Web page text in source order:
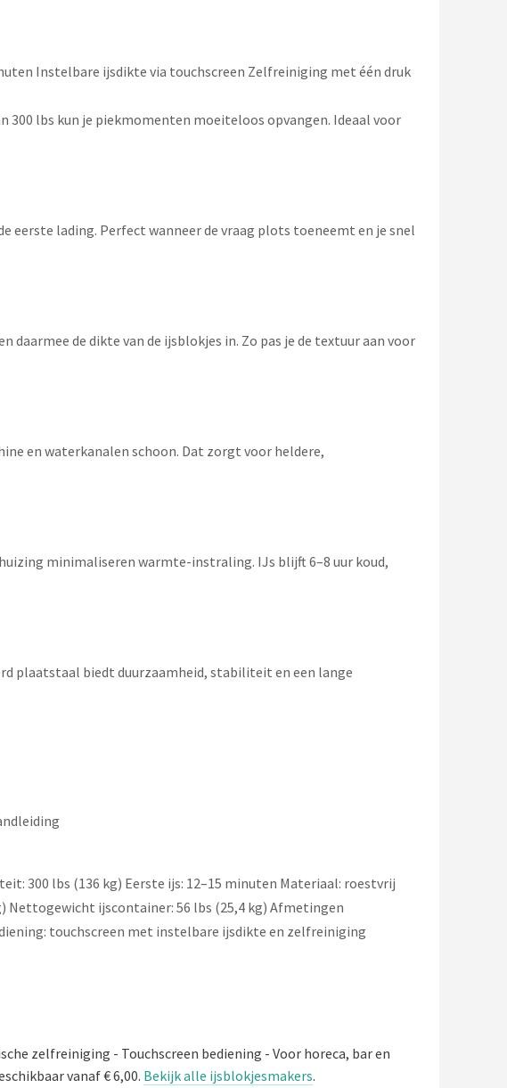
Instelbare ijsdikte via touchscreen Zelfreiniging met één druk
300 lbs kun je piekmomenten moeiteloos opvangen. Ideaal voor
eerste lading. Perfect wanneer de vraag plots toeneemt en je snel
de dikte van de ijsblokjes in. Zo pas je de textuur aan voor
en waterkanalen schoon. Dat zorgt voor heldere,
minimaliseren warmte-instraling. IJs blijft 6–8 uur koud,
plaatstaal biedt duurzaamheid, stabiliteit en een lange
300 lbs (136 kg) Eerste ijs: 12–15 minuten Materiaal: roestvrij
Nettogewicht ijscontainer: 56 lbs (25,4 kg) Afmetingen
touchscreen met instelbare ijsdikte en zelfreiniging
zelfreiniging - Touchscreen bediening - Voor horeca, bar en
vanaf € 6,00. Bekijk alle ijsblokjesmakers.